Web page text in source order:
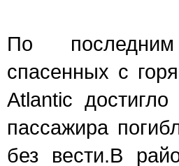
По
спасенных с
Atlantic
пассажира
без вести.В